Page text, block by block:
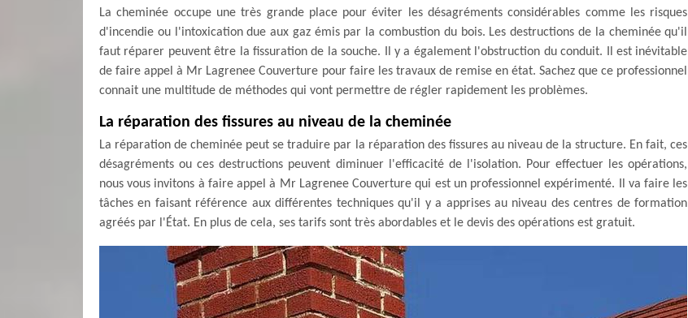
La cheminée occupe une très grande place pour éviter les désagréments considérables comme les risques
d'incendie ou l'intoxication due aux gaz émis par la combustion du bois. Les destructions de la cheminée qu'il
faut réparer peuvent être la fissuration de la souche. Il y a également l'obstruction du conduit. Il est inévitable
de faire appel à Mr Lagrenee Couverture pour faire les travaux de remise en état. Sachez que ce professionnel
connait une multitude de méthodes qui vont permettre de régler rapidement les problèmes.
La réparation des fissures au niveau de la cheminée
La réparation de cheminée peut se traduire par la réparation des fissures au niveau de la structure. En fait, ces
désagréments ou ces destructions peuvent diminuer l'efficacité de l'isolation. Pour effectuer les opérations,
nous vous invitons à faire appel à Mr Lagrenee Couverture qui est un professionnel expérimenté. Il va faire les
tâches en faisant référence aux différentes techniques qu'il y a apprises au niveau des centres de formation
agréés par l'État. En plus de cela, ses tarifs sont très abordables et le devis des opérations est gratuit.